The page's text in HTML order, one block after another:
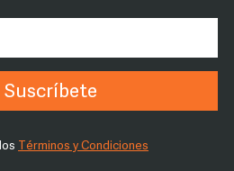
Suscríbete
Términos y Condiciones